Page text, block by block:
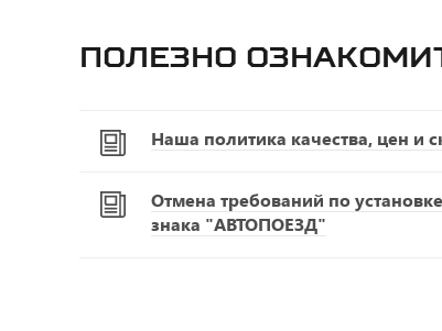
Полезно
Наша политика качества, цен и
Отмена требований по
знака "АВТОПОЕЗД"